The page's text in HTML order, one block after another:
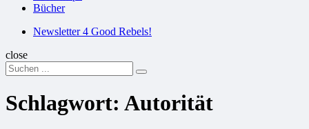
Bücher
SuchenNewsletter 4 Good Rebels!
close
Search
for:
Suchen
Schlagwort: Autorität